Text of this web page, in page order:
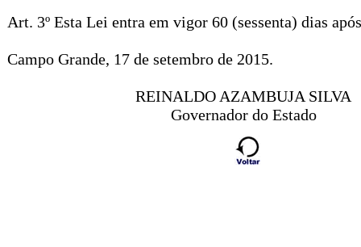
Art. 3º Esta Lei entra em vigor 60 (sessenta) dias
Campo Grande, 17 de setembro de 2015.
REINALDO AZAMBUJA SILVA
Governador do Estado